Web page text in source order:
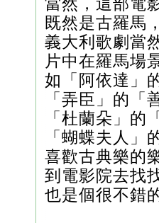
當然，這部電
既然是古羅馬，
義大利歌劇當
片中在羅馬場
如「阿依達」
「弄臣」的「
「杜蘭朵」的
「蝴蝶夫人」
喜歡古典樂的
到電影院去找
也是個很不錯